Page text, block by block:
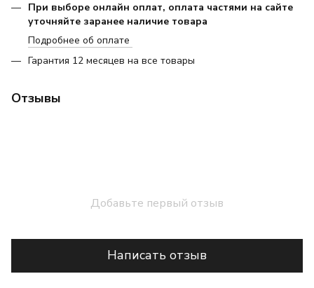
При выборе онлайн оплат, оплата частями на сайте
уточняйте заранее наличие товара
Подробнее об оплате
Гарантия 12 месяцев на все товары
Отзывы
Добавьте первый отзыв
Написать отзыв